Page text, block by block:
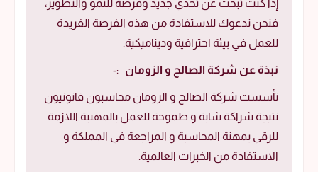
إذا كنت تبحث عن تحدي جديد وفرصة للنمو والتطوير،
فنحن ندعوك للاستفادة من هذه الفرصة الفريدة
للعمل في بيئة احترافية وديناميكية.
نبذة عن شركة الصالح و الزومان :-
تأسست شركة الصالح و الزومان محاسبون قانونيون
نتيجة شراكة شابة و طموحة للعمل بالمهنية اللازمة
للرقي بمهنة المحاسبة و المراجعة في المملكة و
الاستفادة من الخبرات العالمية.